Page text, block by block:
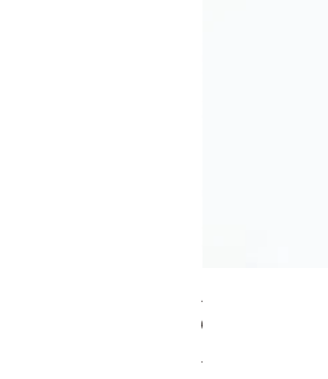
RA מערוך טקסטורה
מחיר רגיל